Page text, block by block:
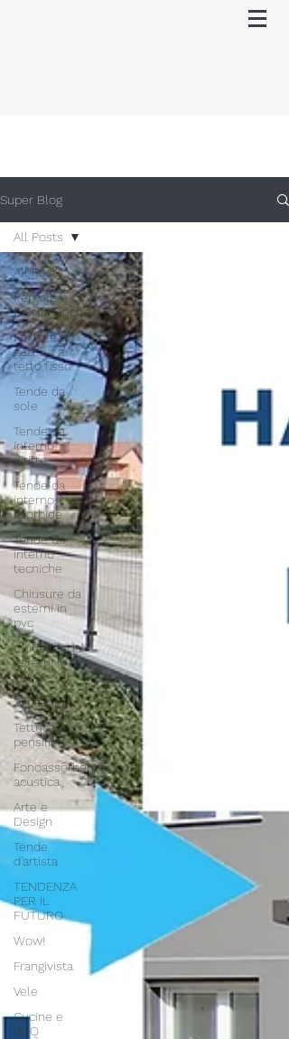
Super Blog
All Posts
Pergole e
bioclimatiche
Pergole e
gazebo a
tetto fisso
Tende da
sole
Tende da
interno
diritte
Tende da
interno
morbide
Tende da
interno
tecniche
Chiusure da
esterni in
pvc
Chiusure da
esterni in
vetro
Zanzariere
Tettucci e
pensiline
Fonoassorbenza
acustica
Arte e
Design
Tende
d'artista
TENDENZA
PER IL
FUTURO
Wow!
Frangivista
Vele
Cucine e
BBQ
All Posts